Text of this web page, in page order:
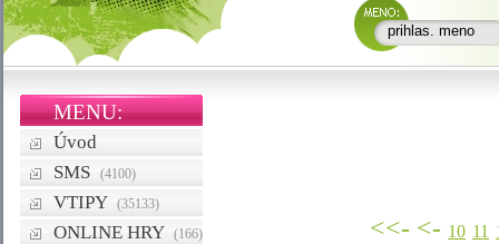
MENU:
Úvod
SMS
(4100)
VTIPY (35133)
ONLINE HRY (166) <<- <- 10 11